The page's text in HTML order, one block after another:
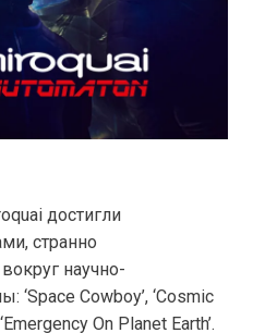
достигли
странно
научно-
‘Space Cowboy’, ‘Cosmic
On Planet Earth’.